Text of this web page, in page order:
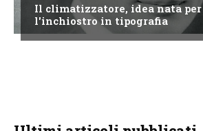
Il climatizzatore, idea nata per
l'inchiostro in tipografia